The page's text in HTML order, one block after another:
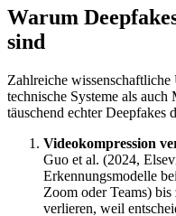
Warum
sind
Zahlreiche
technische Systeme als
täuschend echter Deepfakes
Videokompression
Guo et al. (2024,
Erkennungsmodelle
Zoom oder Teams)
verlieren, weil